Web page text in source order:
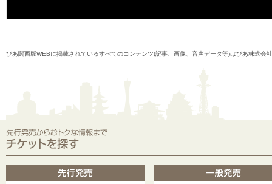
ぴあ関西版WEBに掲載されているすべてのコンテンツ(記事、画像、音声データ等)はぴあ株式会